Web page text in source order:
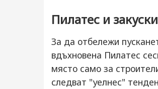
Пилатес и закуски
За да отбележи
вдъхновена Пилатес
място само за
следват "уелнес"